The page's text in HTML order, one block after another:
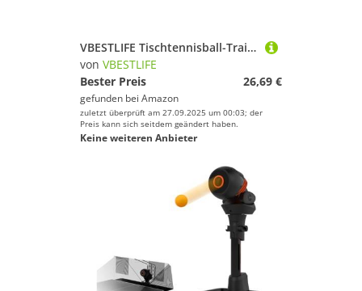
VBESTLIFE Tischtennisball-Trainer, Tennis-Trainingsroboter, Fixierter, Schneller Rückprall, Pong-Ball-Clip, Tischtennis-Trainer
von VBESTLIFE
Bester Preis
26,69 €
gefunden bei Amazon
zuletzt überprüft am 27.09.2025 um 00:03; der
Preis kann sich seitdem geändert haben.
Keine weiteren Anbieter